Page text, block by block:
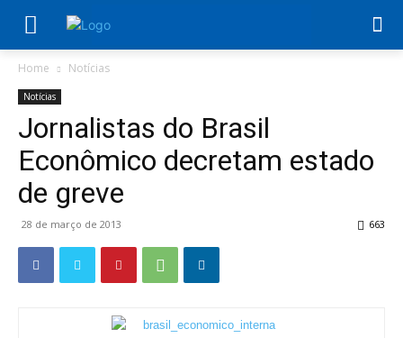
Home Notícias
Notícias
Jornalistas do Brasil
Econômico decretam estado
de greve
28 de março de 2013 663